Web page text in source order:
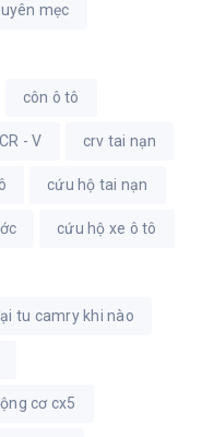
mẹc
côn ô tô
CR - V crv tai nạn
cứu hộ tai nạn
cứu hộ xe ô tô
tu camry khi nào
cơ cx5